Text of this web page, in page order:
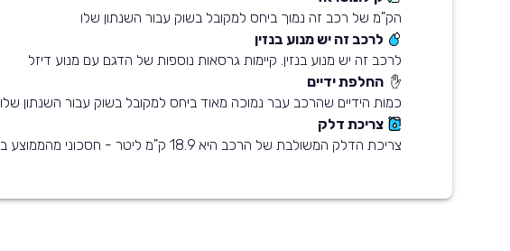
הק"מ של רכב זה נמוך ביחס למקובל בשוק עבור השנתון שלו
לרכב זה יש מנוע בנזין
לרכב זה יש מנוע בנזין. קיימות גרסאות נוספות של הדגם עם מנוע דיזל
החלפת ידיים
כמות הידיים שהרכב עבר נמוכה מאוד ביחס למקובל בשוק עבור השנתון שלו
צריכת דלק
צריכת הדלק המשולבת של הרכב היא 18.9 ק"מ ליטר - חסכוני מהממוצע בשוק